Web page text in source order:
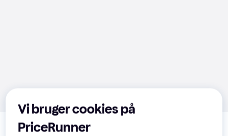
Relaterede produkter
Vi bruger cookies på
PriceRunner